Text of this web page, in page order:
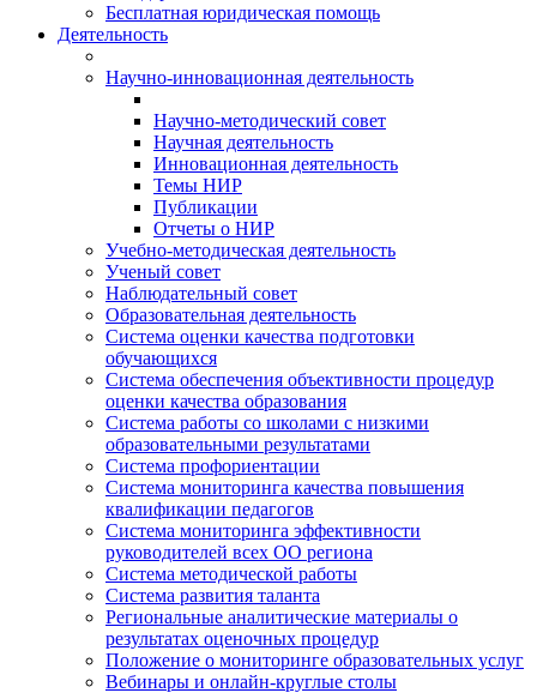
Бесплатная юридическая помощь
Деятельность
Научно-инновационная деятельность
Научно-методический совет
Научная деятельность
Инновационная деятельность
Темы НИР
Публикации
Отчеты о НИР
Учебно-методическая деятельность
Ученый совет
Наблюдательный совет
Образовательная деятельность
Система оценки качества подготовки
обучающихся
Система обеспечения объективности процедур
оценки качества образования
Система работы со школами с низкими
образовательными результатами
Система профориентации
Система мониторинга качества повышения
квалификации педагогов
Система мониторинга эффективности
руководителей всех ОО региона
Система методической работы
Система развития таланта
Региональные аналитические материалы о
результатах оценочных процедур
Положение о мониторинге образовательных услуг
Вебинары и онлайн-круглые столы